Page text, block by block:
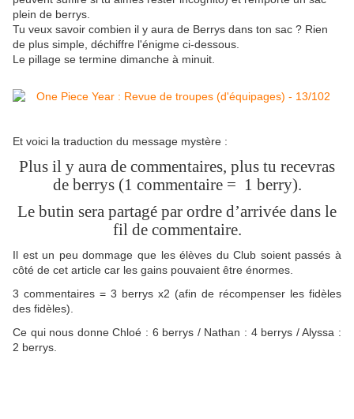
plein de berrys.
Tu veux savoir combien il y aura de Berrys dans ton sac ? Rien
de plus simple, déchiffre l'énigme ci-dessous.
Le pillage se termine dimanche à minuit.
Et voici la traduction du message mystère :
Plus il y aura de commentaires, plus tu recevras
de berrys (1 commentaire = 1 berry).
Le butin sera partagé par ordre d’arrivée dans le
fil de commentaire.
Il est un peu dommage que les élèves du Club soient passés à
côté de cet article car les gains pouvaient être énormes.
3 commentaires = 3 berrys x2 (afin de récompenser les fidèles
des fidèles).
Ce qui nous donne Chloé : 6 berrys / Nathan : 4 berrys / Alyssa :
2 berrys.